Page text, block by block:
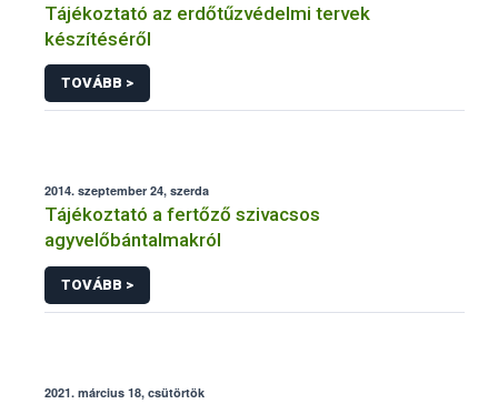
Tájékoztató az erdőtűzvédelmi tervek
készítéséről
TOVÁBB >
2014. szeptember 24, szerda
Tájékoztató a fertőző szivacsos
agyvelőbántalmakról
TOVÁBB >
2021. március 18, csütörtök